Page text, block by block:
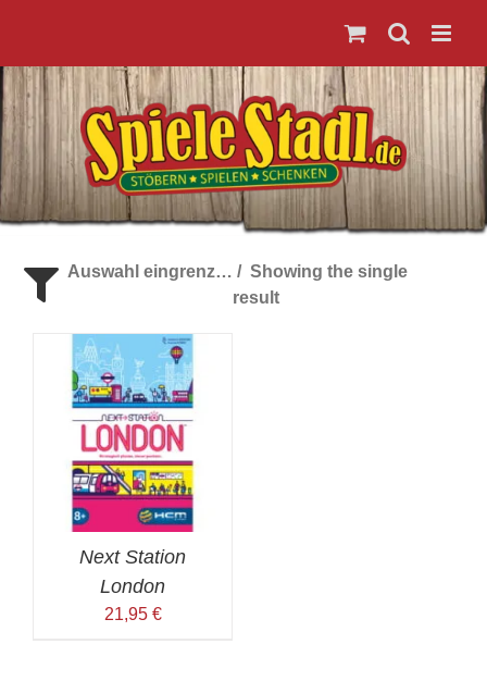
springen
Auswahl eingrenzen
Showing the single
result
Spieleranzahl
Preis
Next Station
London
21,95 €